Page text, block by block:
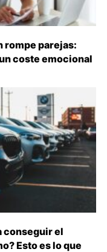
rompe parejas:
coste emocional
conseguir el
Esto es lo que